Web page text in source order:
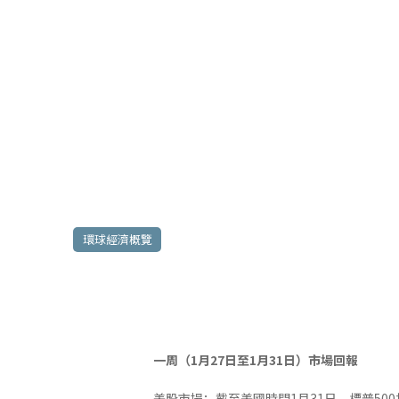
環球經濟概覽
一周 （1月27日至1月31日）市場回報